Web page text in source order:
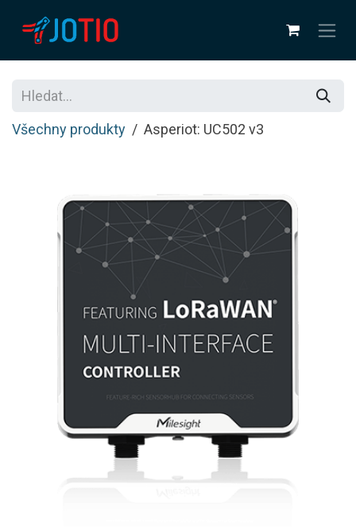
Všechny produkty Asperiot: UC502 v3